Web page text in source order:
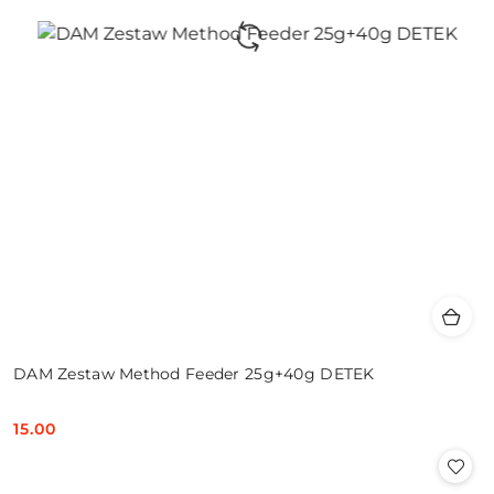
DAM Zestaw Method Feeder 25g+40g DETEK
Cena:
15.00